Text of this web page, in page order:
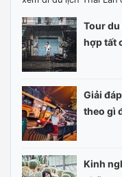
Bạn quan tâm
đi du lịch Thái Lan nên
giấy tờ nhập cảnh Thái
du lịch Thái Lan đường bộ
tìm hiểu về du lịch Thái
kinh nghiệm du lịch Thái
du lịch Thái Lan cần